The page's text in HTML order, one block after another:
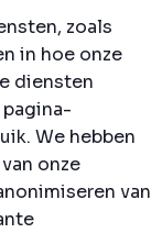
zoals
in hoe onze
diensten
We hebben
onze
van